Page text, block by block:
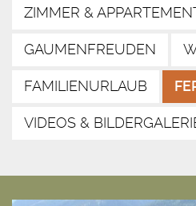
ZIMMER &
GAUMENFREUDEN
FAMILIENURLAUB
VIDEOS &